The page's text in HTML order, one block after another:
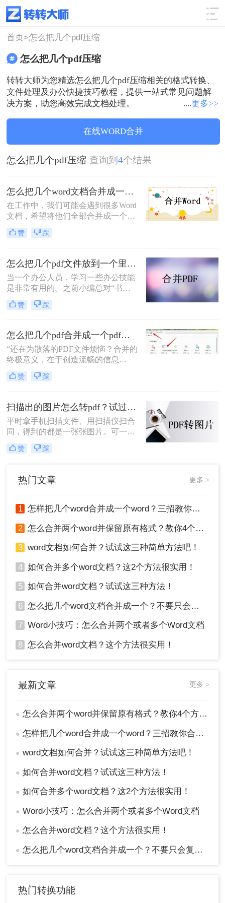
使用技巧 筛选
首页>怎么把几个pdf压缩
怎么把几个pdf压缩
转转大师为您精选怎么把几个pdf压缩相关的格式转换、
文件处理及办公快捷技巧教程，提供一站式常见问题解
决方案，助您高效完成文档处理。
....更多>>
在线WORD合并
怎么把几个pdf压缩 查询到4个结果
怎么把几个word文档合并成一个？不要只会复制黏贴，这样做1分钟就搞定
在工作中，我们可能会遇到很多Word
文档，希望将他们全部合并成一个文
档，一个一个拷贝的话真的太慢了，
还有可能被拷贝到哪个文档上，今天
个word文档合并成一个的方法，让你
不再苦恼合并多份Word文档的事情。
赞 踩
怎么把几个pdf文件放到一个里面？试试这几个方法！
当一个办公人员，学习一些办公技能
是非常有用的。之前小编总对“书到
用时就恨少”这句话非常不以为然，
直到真正遇到的时候，才明白这句话
候多学点东西，等用到的时候也不会
变得手忙脚乱。你知道怎么怎么把几
个pdf文件放到一个里面吗？今日小编
就跟你分享如何把PDF合并在一起。
赞 踩
怎么把几个pdf合并成一个pdf文件？合并文件的四大高效秘籍，总有一款适合你！
“还在为散落的PDF文件烦恼？合并的
终极意义，在于创造流畅的信息
流。”身为一名深耕电脑办公软件测
评多年的博主，我深知高效处理文档
点。面对数十份零散的PDF——可能
是项目报告的不同章节、分散的合同
附件，或是零散的参考资料
赞 踩
扫描出的图片怎么转pdf？试过好用的几个办法！
平时拿手机扫描文件、用扫描仪扫合
同，得到的都是一张张图片。可一旦
要发给别人、归档保存或者打印出
来，PDF格式明显更正式、也更方
行，转完PDF却模糊了；十几页的扫
描件，一页一页转太磨人；还有些涉
里传。
赞 踩
热门文章 更多 >
1 怎样把几个word合并成一个word？三招教你合并word！
2 怎么合并两个word并保留原有格式？教你4个方法！
3 word文档如何合并？试试这三种简单方法吧！
4 如何合并多个word文档？这2个方法很实用！
5 如何合并word文档？试试这三种方法！
6 怎么把几个word文档合并成一个？不要只会复制黏贴，这样做1分钟就搞定
7 Word小技巧：怎么合并两个或者多个Word文档
8 怎么合并word文档？这个方法很实用！
最新文章 更多 >
● 怎么合并两个word并保留原有格式？教你4个方法！
● 怎样把几个word合并成一个word？三招教你合并word！
● word文档如何合并？试试这三种简单方法吧！
● 如何合并word文档？试试这三种方法！
● 如何合并多个word文档？这2个方法很实用！
● Word小技巧：怎么合并两个或者多个Word文档
● 怎么合并word文档？这个方法很实用！
● 怎么把几个word文档合并成一个？不要只会复制黏贴，这样做1分钟就搞定
热门转换功能